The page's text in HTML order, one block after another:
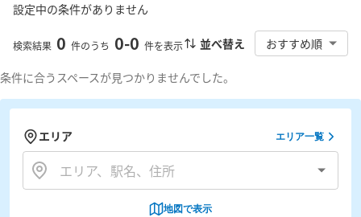
設定中の条件がありません
検索結果 0 件のうち 0-0 件を表示 並べ替え おすすめ順
条件に合うスペースが見つかりませんでした。
エリア エリア一覧
地図で表示